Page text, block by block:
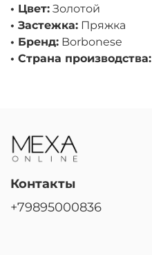
• Цвет: Золотой
• Застежка: Пряжка
• Бренд: Borbonese
• Страна производства:
Контакты
+79895000836